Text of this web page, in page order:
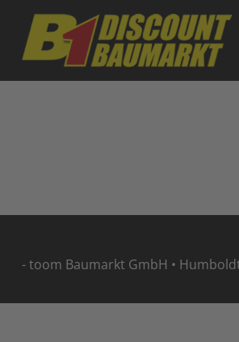
- toom Baumarkt GmbH •